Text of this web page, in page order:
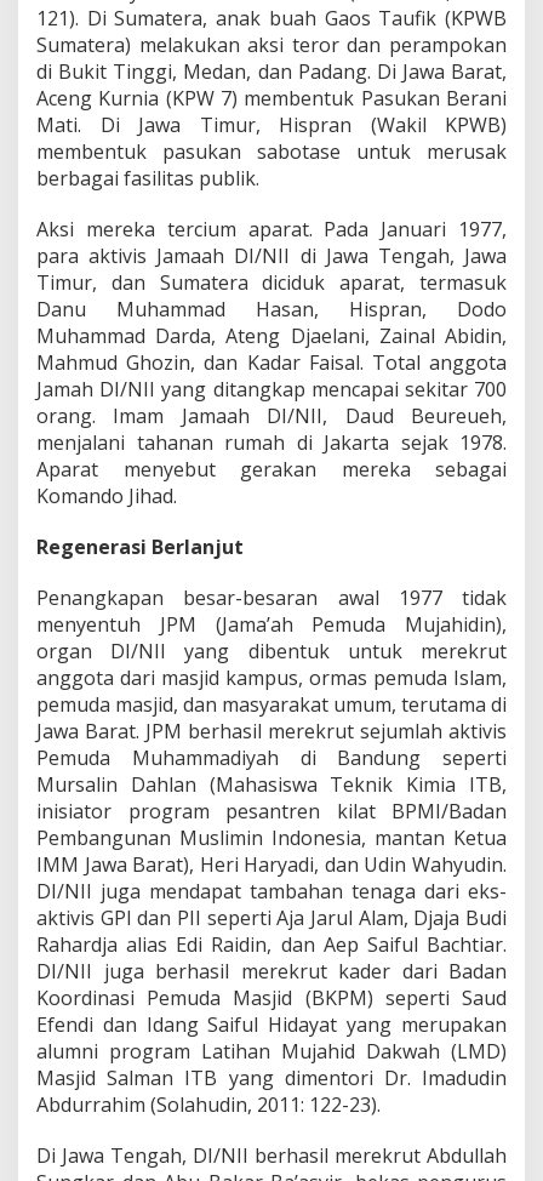
121). Di Sumatera, anak buah Gaos Taufik (KPWB
Sumatera) melakukan aksi teror dan perampokan
di Bukit Tinggi, Medan, dan Padang. Di Jawa Barat,
Aceng Kurnia (KPW 7) membentuk Pasukan Berani
Mati. Di Jawa Timur, Hispran (Wakil KPWB)
membentuk pasukan sabotase untuk merusak
berbagai fasilitas publik.
Aksi mereka tercium aparat. Pada Januari 1977,
para aktivis Jamaah DI/NII di Jawa Tengah, Jawa
Timur, dan Sumatera diciduk aparat, termasuk
Danu Muhammad Hasan, Hispran, Dodo
Muhammad Darda, Ateng Djaelani, Zainal Abidin,
Mahmud Ghozin, dan Kadar Faisal. Total anggota
Jamah DI/NII yang ditangkap mencapai sekitar 700
orang. Imam Jamaah DI/NII, Daud Beureueh,
menjalani tahanan rumah di Jakarta sejak 1978.
Aparat menyebut gerakan mereka sebagai
Komando Jihad.
Regenerasi Berlanjut
Penangkapan besar-besaran awal 1977 tidak
menyentuh JPM (Jama’ah Pemuda Mujahidin),
organ DI/NII yang dibentuk untuk merekrut
anggota dari masjid kampus, ormas pemuda Islam,
pemuda masjid, dan masyarakat umum, terutama di
Jawa Barat. JPM berhasil merekrut sejumlah aktivis
Pemuda Muhammadiyah di Bandung seperti
Mursalin Dahlan (Mahasiswa Teknik Kimia ITB,
inisiator program pesantren kilat BPMI/Badan
Pembangunan Muslimin Indonesia, mantan Ketua
IMM Jawa Barat), Heri Haryadi, dan Udin Wahyudin.
DI/NII juga mendapat tambahan tenaga dari eks-
aktivis GPI dan PII seperti Aja Jarul Alam, Djaja Budi
Rahardja alias Edi Raidin, dan Aep Saiful Bachtiar.
DI/NII juga berhasil merekrut kader dari Badan
Koordinasi Pemuda Masjid (BKPM) seperti Saud
Efendi dan Idang Saiful Hidayat yang merupakan
alumni program Latihan Mujahid Dakwah (LMD)
Masjid Salman ITB yang dimentori Dr. Imadudin
Abdurrahim (Solahudin, 2011: 122-23).
Di Jawa Tengah, DI/NII berhasil merekrut Abdullah